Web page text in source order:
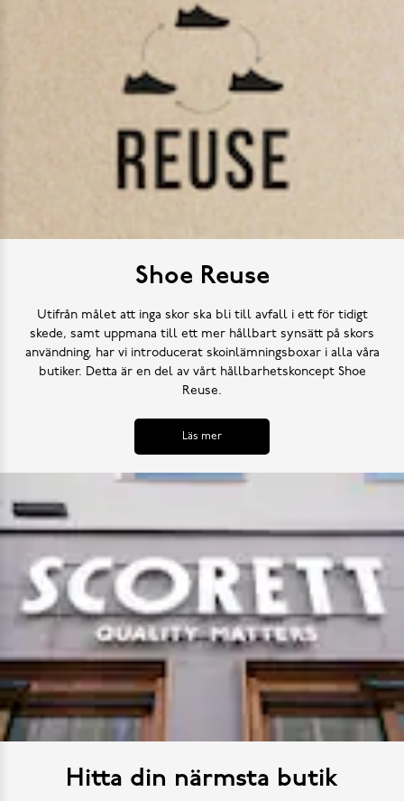
Shoe Reuse
Utifrån målet att inga skor ska bli till avfall i ett för tidigt
skede, samt uppmana till ett mer hållbart synsätt på skors
användning, har vi introducerat skoinlämningsboxar i alla våra
butiker. Detta är en del av vårt hållbarhetskoncept Shoe
Reuse.
Läs mer
Hitta din närmsta butik